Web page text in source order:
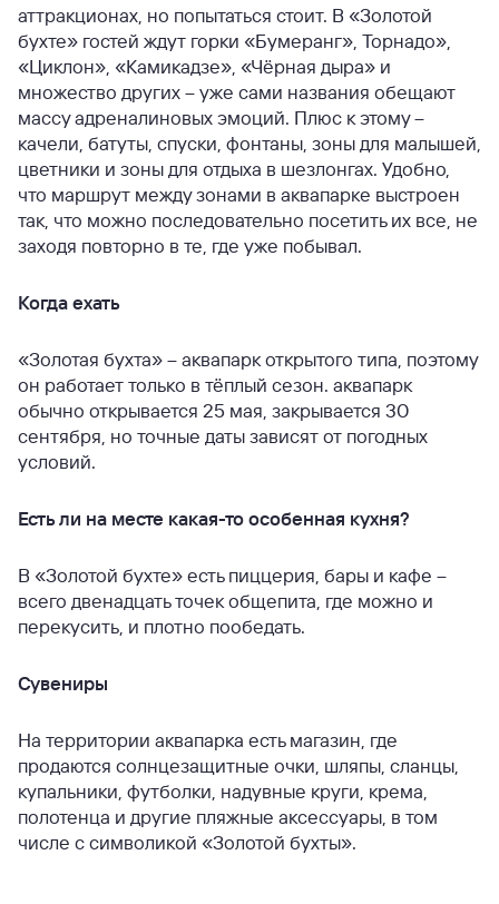
аттракционах, но попытаться стоит. В «Золотой
бухте» гостей ждут горки «Бумеранг», Торнадо»,
«Циклон», «Камикадзе», «Чёрная дыра» и
множество других – уже сами названия обещают
массу адреналиновых эмоций. Плюс к этому –
качели, батуты, спуски, фонтаны, зоны для малышей,
цветники и зоны для отдыха в шезлонгах. Удобно,
что маршрут между зонами в аквапарке выстроен
так, что можно последовательно посетить их все, не
заходя повторно в те, где уже побывал.
Когда ехать
«Золотая бухта» – аквапарк открытого типа, поэтому
он работает только в тёплый сезон. аквапарк
обычно открывается 25 мая, закрывается 30
сентября, но точные даты зависят от погодных
условий.
Есть ли на месте какая-то особенная кухня?
В «Золотой бухте» есть пиццерия, бары и кафе –
всего двенадцать точек общепита, где можно и
перекусить, и плотно пообедать.
Сувениры
На территории аквапарка есть магазин, где
продаются солнцезащитные очки, шляпы, сланцы,
купальники, футболки, надувные круги, крема,
полотенца и другие пляжные аксессуары, в том
числе с символикой «Золотой бухты».